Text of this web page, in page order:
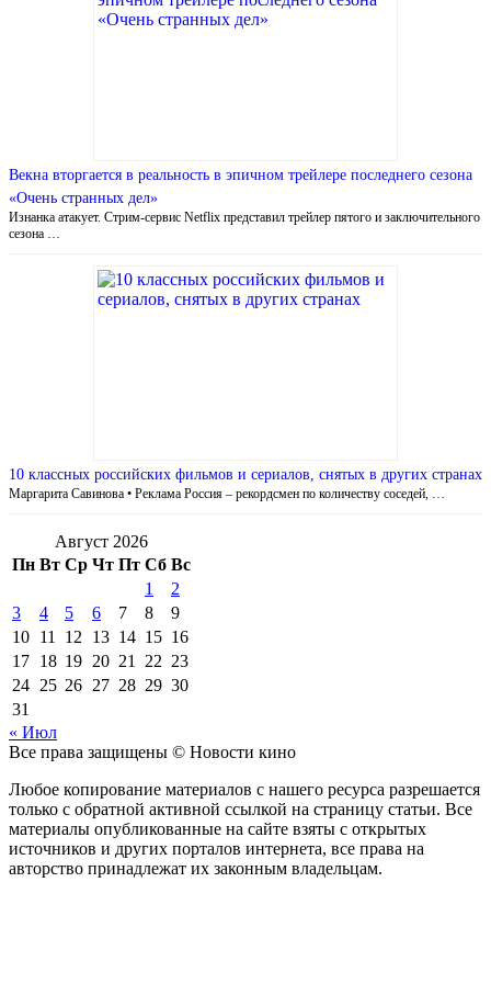
Векна вторгается в реальность в эпичном трейлере последнего сезона
«Очень странных дел»
Изнанка атакует. Стрим-сервис Netflix представил трейлер пятого и заключительного
сезона …
10 классных российских фильмов и сериалов, снятых в других странах
Маргарита Савинова • Реклама Россия – рекордсмен по количеству соседей, …
Август 2026
Пн Вт Ср Чт Пт Сб Вс
1
2
3
4 5 6 7 8
9
10 11 12 13 14 15 16
17 18 19 20 21 22 23
24 25 26 27 28 29 30
31
« Июл
Все права защищены © Новости кино
Любое копирование материалов с нашего ресурса разрешается
только с обратной активной ссылкой на страницу статьи. Все
материалы опубликованные на сайте взяты с открытых
источников и других порталов интернета, все права на
авторство принадлежат их законным владельцам.